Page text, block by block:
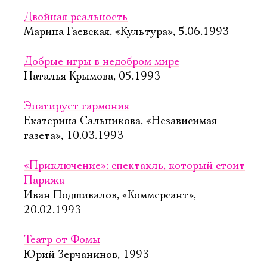
Двойная реальность
Марина Гаевская, «Культура», 5.06.1993
Добрые игры в недобром мире
Наталья Крымова, 05.1993
Эпатирует гармония
Екатерина Сальникова, «Независимая
газета», 10.03.1993
«Приключение»: спектакль, который стоит
Парижа
Иван Подшивалов, «Коммерсант»,
20.02.1993
Театр от Фомы
Юрий Зерчанинов, 1993